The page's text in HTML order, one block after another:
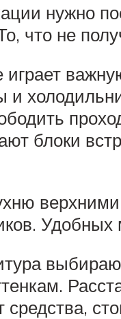
нужно
что не
блоки
Удобных
средства,